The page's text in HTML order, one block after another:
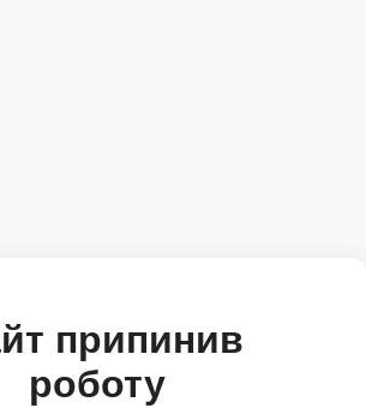
припинив
роботу